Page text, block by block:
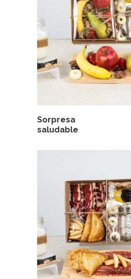
AÑADIR AL
Sorpresa
saludable
AÑADIR AL